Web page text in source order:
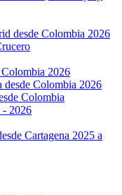
desde Colombia 2026
2026
desde Colombia 2026
Colombia
- 2026
Cartagena 2025 a